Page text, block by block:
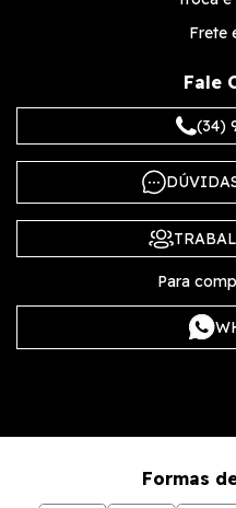
Frete
Fale
(34)
Para
Formas